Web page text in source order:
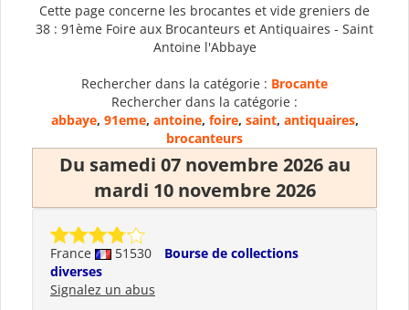
Cette page concerne les brocantes et vide greniers de
38 : 91ème Foire aux Brocanteurs et Antiquaires - Saint
Antoine l'Abbaye
Rechercher dans la catégorie : Brocante
Rechercher dans la catégorie :
abbaye, 91eme, antoine, foire, saint, antiquaires,
brocanteurs
Du samedi 07 novembre 2026 au
mardi 10 novembre 2026
France 51530
Bourse de collections
diverses
Signalez un abus